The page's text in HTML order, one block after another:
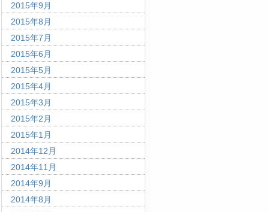
2015年9月
2015年8月
2015年7月
2015年6月
2015年5月
2015年4月
2015年3月
2015年2月
2015年1月
2014年12月
2014年11月
2014年9月
2014年8月